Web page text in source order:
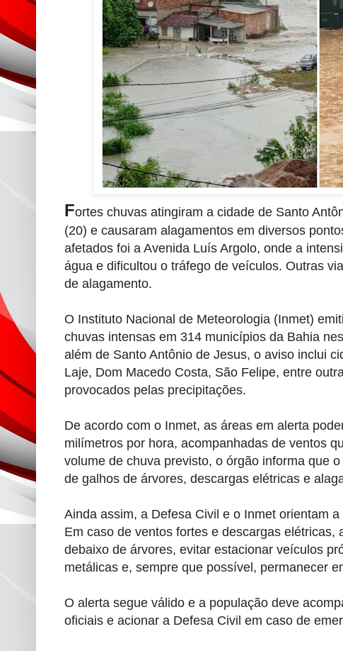
Fortes chuvas atingiram a cidade de Santo
(20) e causaram alagamentos em diversos
afetados foi a Avenida Luís Argolo, onde a
água e dificultou o tráfego de veículos. Outras
de alagamento.
O Instituto Nacional de Meteorologia (Inmet)
chuvas intensas em 314 municípios da Bahia
além de Santo Antônio de Jesus, o aviso inclui
Laje, Dom Macedo Costa, São Felipe, entre
provocados pelas precipitações.
De acordo com o Inmet, as áreas em alerta
milímetros por hora, acompanhadas de ventos
volume de chuva previsto, o órgão informa que
de galhos de árvores, descargas elétricas e
Ainda assim, a Defesa Civil e o Inmet orientam
Em caso de ventos fortes e descargas elétricas,
debaixo de árvores, evitar estacionar veículos
metálicas e, sempre que possível, permanecer
O alerta segue válido e a população deve
oficiais e acionar a Defesa Civil em caso de